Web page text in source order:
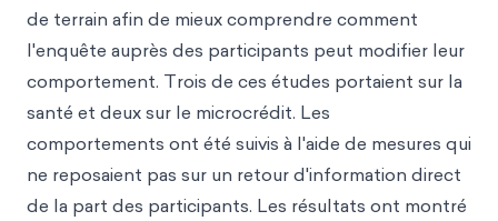
de terrain afin de mieux comprendre comment
l'enquête auprès des participants peut modifier leur
comportement. Trois de ces études portaient sur la
santé et deux sur le microcrédit. Les
comportements ont été suivis à l'aide de mesures qui
ne reposaient pas sur un retour d'information direct
de la part des participants. Les résultats ont montré